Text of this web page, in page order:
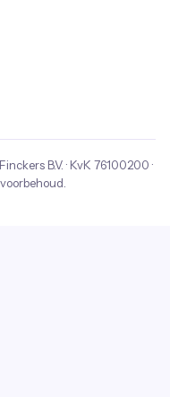
Finckers B.V. · KvK 76100200 ·